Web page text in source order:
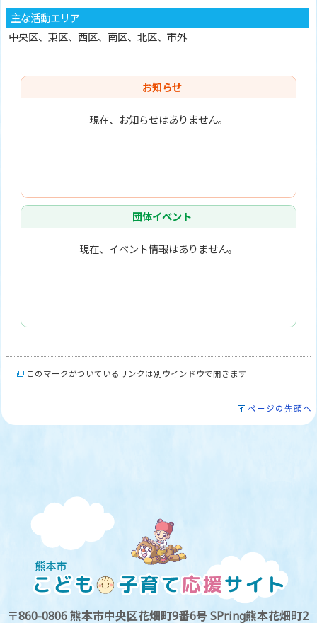
主な活動エリア
中央区、東区、西区、南区、北区、市外
お知らせ
現在、お知らせはありません。
団体イベント
現在、イベント情報はありません。
このマークがついているリンクは別ウインドウで開きます
ページの先頭へ
〒860-0806 熊本市中央区花畑町9番6号 SPring熊本花畑町2